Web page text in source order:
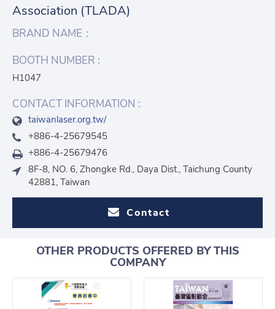
Association (TLADA)
BRAND NAME：
BOOTH NUMBER :
H1047
CONTACT INFORMATION :
taiwanlaser.org.tw/
+886-4-25679545
+886-4-25679476
8F-8, NO. 6, Zhongke Rd., Daya Dist., Taichung County
42881, Taiwan
Contact
OTHER PRODUCTS OFFERED BY THIS
COMPANY